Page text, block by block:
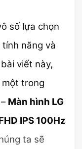
số lựa chọn
năng và
viết này,
trong
Màn hình LG
IPS 100Hz
ta sẽ